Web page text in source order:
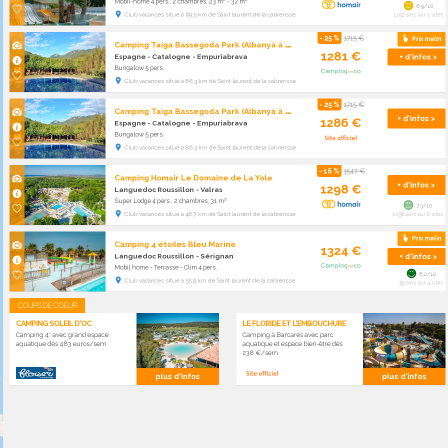
Club vacances situé à 69.5 km de Saint laurent de la cabrerisse
6.9/10
1152 avis sur 5 sites
C
amping Taiga Bassegoda Park (Albanyà à 40 km)
Espagne - Catalogne - Empuriabrava
Bungalow 5 pers.
Club vacances situé à 86.3 km de Saint laurent de la cabrerisse
- 25 % 1715 €
1281 €
Prix malin
+ d'infos >
C
amping Taiga Bassegoda Park (Albanyà à 40 km)
Espagne - Catalogne - Empuriabrava
Bungalow 5 pers.
Club vacances situé à 86.3 km de Saint laurent de la cabrerisse
- 25 % 1715 €
1286 € + d'infos >
Camping Homair Le Domaine de La Yole
Languedoc Roussillon - Valras
Super Lodge 4 pers., 2 chambres, 31 m²
Club vacances situé à 48.7 km de Saint laurent de la cabrerisse
- 16 % 1547 €
1298 € + d'infos >
7.3/10
2298 avis sur 6 sites
Camping 4 étoiles Bleu Marine
Languedoc Roussillon - Sérignan
Mobil home - Terrasse - Clim 4 pers.
Club vacances situé à 55.9 km de Saint laurent de la cabrerisse
1324 €
Prix malin
+ d'infos >
8.2/10
39 avis sur 4 sites
COUPS DE COEUR
CAMPING SOLEIL D'OC
Camping 4* avec grand espace
aquatique dès 483 euros/sem
plus d'infos
LE FLORIDE ET L'EMBOUCHURE
Camping à Barcarès avec parc
aquatique et espace bien-être dès
238 €/sem
plus d'infos